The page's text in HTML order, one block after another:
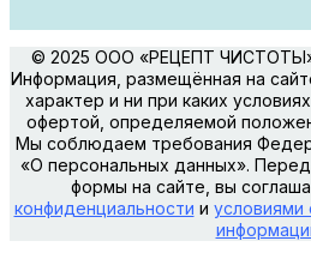
© 2025 ООО «РЕЦЕПТ
Информация, размещённая на
характер и ни при каких
офертой, определяемой
Мы соблюдаем требования
«О персональных данных».
формы на сайте, вы
конфиденциальности и условиями